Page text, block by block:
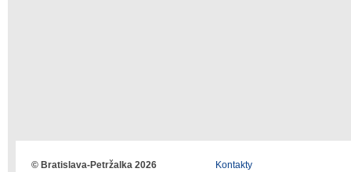
© Bratislava-Petržalka 2026
Kontakty